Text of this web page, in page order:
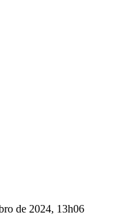
de 2024, 13h06